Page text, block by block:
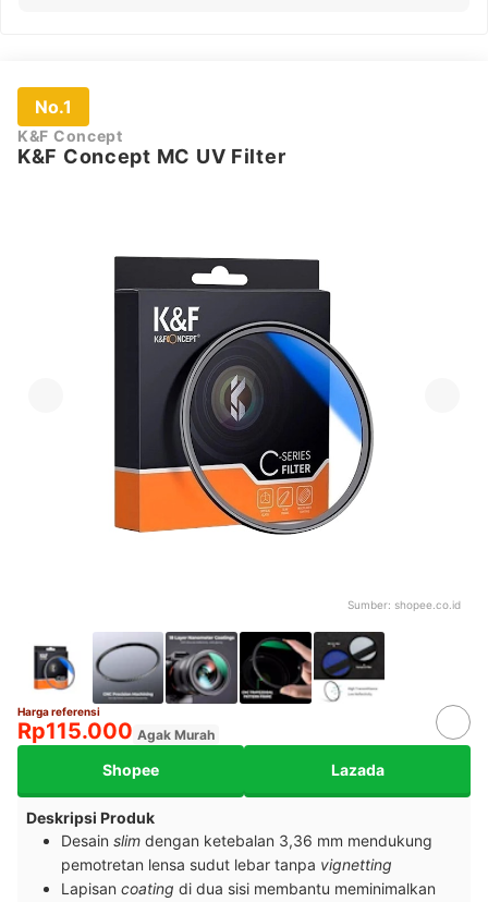
No.1
K&F Concept
K&F Concept MC UV Filter
Sumber: shopee.co.id
Harga referensi
Rp115.000 Agak Murah
Shopee Lazada
Deskripsi Produk
Desain slim dengan ketebalan 3,36 mm mendukung
pemotretan lensa sudut lebar tanpa vignetting
Lapisan coating di dua sisi membantu meminimalkan